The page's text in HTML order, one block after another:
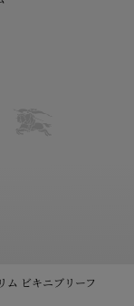
ム ビキニブリーフ